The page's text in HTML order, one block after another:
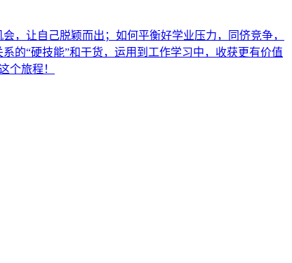
，让自己脱颖而出；如何平衡好学业压力，同侪竞争，
的“硬技能”和干货，运用到工作学习中，收获更有价值
个旅程！